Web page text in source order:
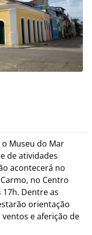
Museu do Mar
de atividades
acontecerá no
no Centro
Dentre as
orientação
e aferição de